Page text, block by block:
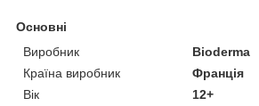
Основні
Виробник
Bioderma
Країна виробник
Франція
Вік
12+